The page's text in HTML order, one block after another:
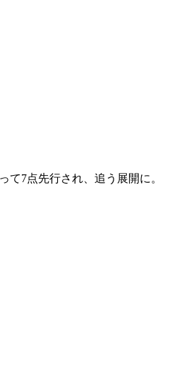
て7点先行され、追う展開に。